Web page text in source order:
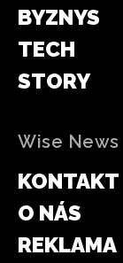
BYZNYS
TECH
STORY
Wise News
KONTAKT
O NÁS
REKLAMA